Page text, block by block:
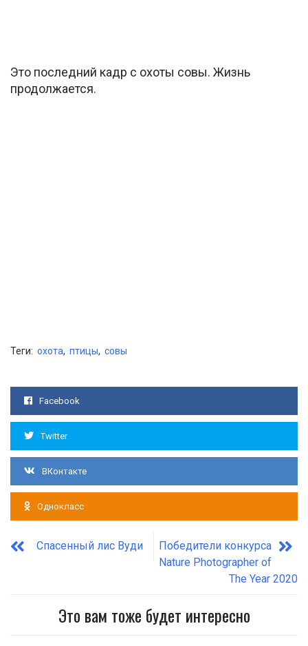
Это последний кадр c охоты совы. Жизнь
продолжается.
Теги: охота, птицы, совы
Facebook
Twitter
ВКонтакте
Однокласс
Спасенный лис Вуди
Победители конкурса
Nature Photographer of
The Year 2020
Это вам тоже будет интересно